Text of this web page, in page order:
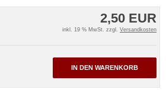
2,50 EUR
inkl. 19 % MwSt. zzgl. Versandkosten
IN DEN WARENKORB